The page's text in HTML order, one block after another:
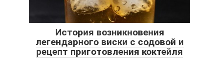
История возникновения
легендарного виски с содовой и
рецепт приготовления коктейля